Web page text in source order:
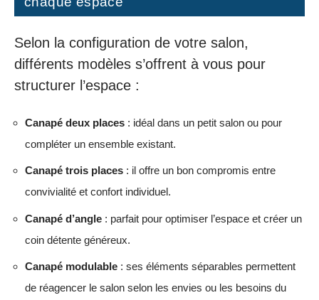
Selon la configuration de votre salon,
différents modèles s’offrent à vous pour
structurer l’espace :
Canapé deux places : idéal dans un petit salon ou pour
compléter un ensemble existant.
Canapé trois places : il offre un bon compromis entre
convivialité et confort individuel.
Canapé d’angle : parfait pour optimiser l’espace et créer un
coin détente généreux.
Canapé modulable : ses éléments séparables permettent
de réagencer le salon selon les envies ou les besoins du